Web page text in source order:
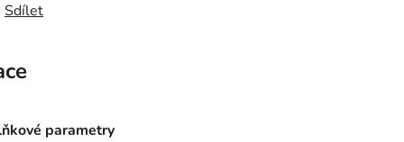
Sdílet
parametry